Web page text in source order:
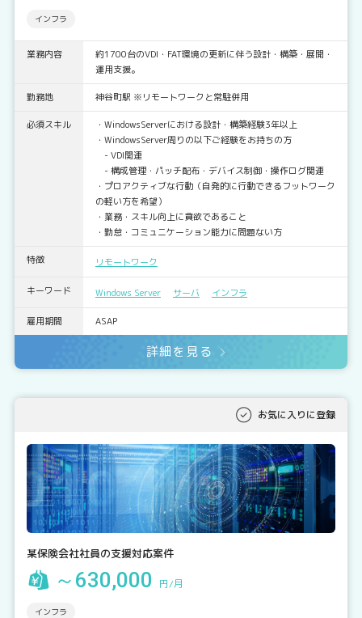
インフラ
業務内容
約1700台のVDI・FAT環境の更新に伴う設計・構築・展開・
運用支援。
勤務地 神谷町駅 ※リモートワークと常駐併用
必須スキル
・WindowsServerにおける設計・構築経験3年以上
・WindowsServer周りの以下ご経験をお持ちの方
- VDI関連
- 構成管理・パッチ配布・デバイス制御・操作ログ関連
・プロアクティブな行動（自発的に行動できるフットワーク
の軽い方を希望）
・業務・スキル向上に貪欲であること
・勤怠・コミュニケーション能力に問題ない方
特徴 リモートワーク
キーワード Windows Server サーバ インフラ
雇用期間 ASAP
詳細を見る
お気に入りに登録
某保険会社社員の支援対応案件
～630,000 円/月
インフラ